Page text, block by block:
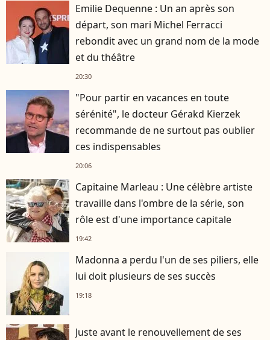
Emilie Dequenne : Un an après son
départ, son mari Michel Ferracci
rebondit avec un grand nom de la mode
et du théâtre
20:30
"Pour partir en vacances en toute
sérénité", le docteur Gérakd Kierzek
recommande de ne surtout pas oublier
ces indispensables
20:06
Capitaine Marleau : Une célèbre artiste
travaille dans l'ombre de la série, son
rôle est d'une importance capitale
19:42
Madonna a perdu l'un de ses piliers, elle
lui doit plusieurs de ses succès
19:18
Juste avant le renouvellement de ses